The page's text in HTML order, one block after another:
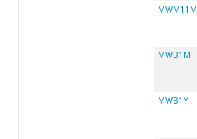
MWM11M
MWB1M
MWB1Y